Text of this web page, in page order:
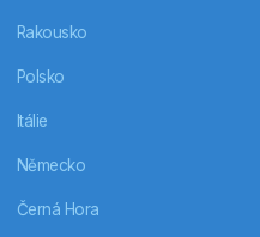
Rakousko
Polsko
Itálie
Německo
Černá Hora